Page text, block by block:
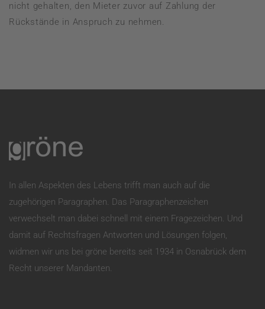
nicht gehalten, den Mieter zuvor auf Zahlung der
Rückstände in Anspruch zu nehmen.
In allen Aspekten des Lebens trifft man auch auf die
zugehörigen Paragraphen. Das Paragraphenzeichen
verwechselt man dabei schnell mit einem Fragezeichen. Und
damit auf Rechtsfragen Antworten und Lösungen folgen,
widmen wir uns bei gröne bereits seit 1934 in Osnabrück dem
Recht unserer Mandanten.